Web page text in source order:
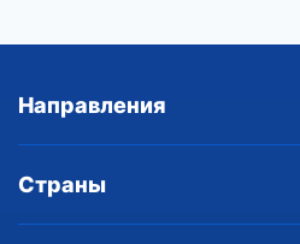
Направления
Страны